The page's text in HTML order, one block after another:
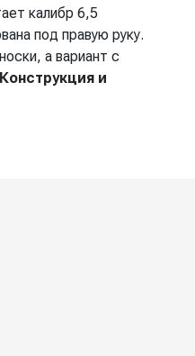
калибр 6,5
под правую руку.
а вариант с
Конструкция и